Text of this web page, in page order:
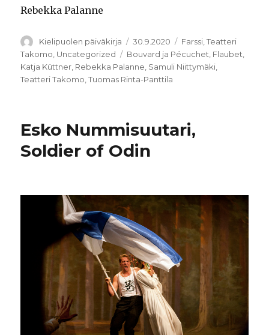
Rebekka Palanne
Kirjoittaja
Kielipuolen päiväkirja Julkaistu
30.9.2020 Kategoriat
Farssi ,Teatteri
Takomo Uncategorized Avainsanat
Bouvard ja Pécuchet Flaubet
Katja Küttner Rebekka Palanne Samuli Niittymäki
Teatteri Takomo ,Tuomas Rinta-Panttila
Esko Nummisuutari,
Soldier of Odin